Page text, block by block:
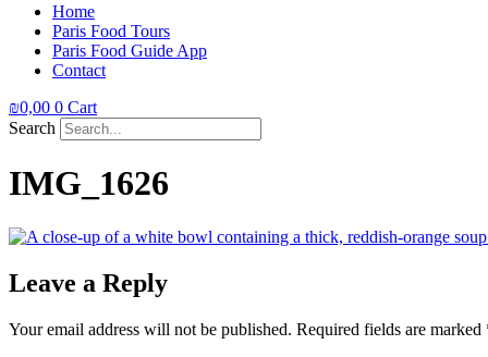
Home
Paris Food Tours
Paris Food Guide App
Contact
₪0,00 0 Cart
Search
IMG_1626
Leave a Reply
Your email address will not be published. Required fields are marked